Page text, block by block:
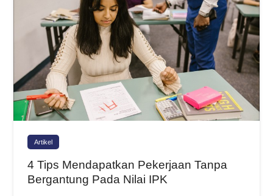
Artikel
4 Tips Mendapatkan Pekerjaan Tanpa
Bergantung Pada Nilai IPK